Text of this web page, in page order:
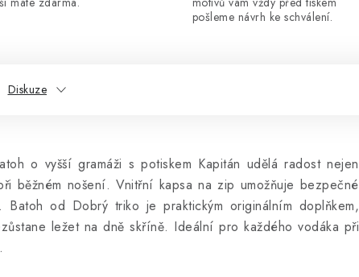
pošleme návrh ke schválení.
Diskuze
o vyšší gramáži s potiskem Kapitán udělá radost nejen
běžném nošení. Vnitřní kapsa na zip umožňuje bezpečné
Batoh od Dobrý triko je praktickým originálním doplňkem,
ležet na dně skříně. Ideální pro každého vodáka při